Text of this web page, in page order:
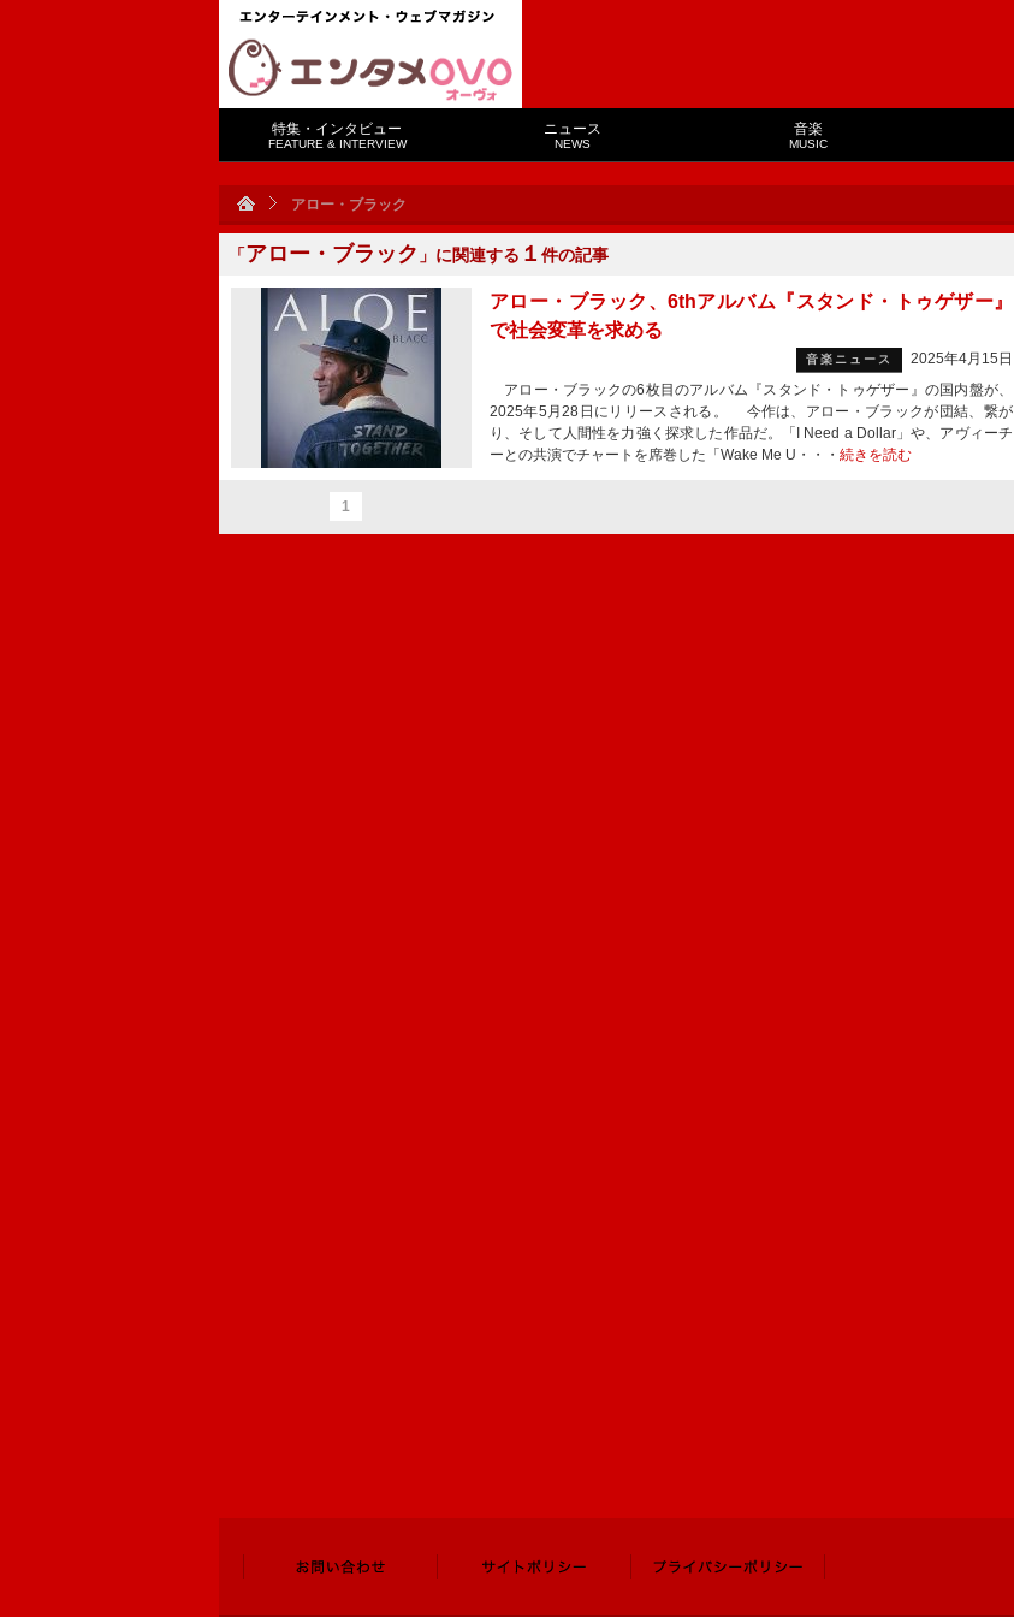
特集・インタビュー
FEATURE & INTERVIEW
ニュース
NEWS
音楽
MUSIC
アロー・ブラック
「アロー・ブラック 」に関連する １ 件の記事
アロー・ブラック、6thアルバム『スタンド・トゥゲザー』
で社会変革を求める
音楽ニュース
2025年4月15日
アロー・ブラックの6枚目のアルバム『スタンド・トゥゲザー』の国内盤が、
2025年5月28日にリリースされる。 今作は、アロー・ブラックが団結、繋が
り、そして人間性を力強く探求した作品だ。「I Need a Dollar」や、アヴィーチ
ーとの共演でチャートを席巻した「Wake Me U・・・ 続きを読む
1